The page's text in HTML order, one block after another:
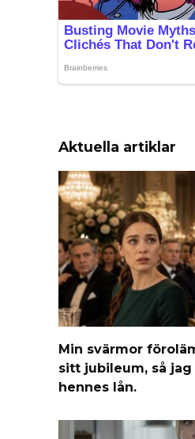
Aktuella artiklar
Min svärmor
sitt jubileum, så
hennes lån.